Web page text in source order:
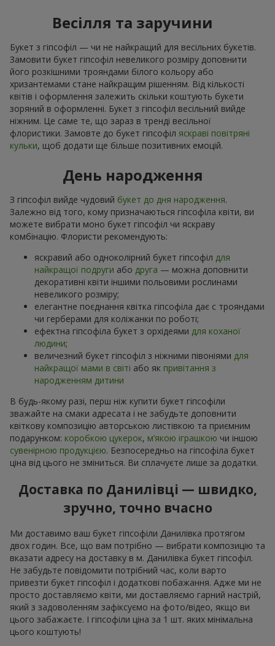
Весілля та заручини
Букет з гіпсофіл — чи не найкращий для весільних букетів.
Замовити букет гіпсофіл невеликого розміру доповнити
його розкішними трояндами білого кольору або
хризантемами стане найкращим рішенням. Від кількості
квітів і оформлення залежить скільки коштують букети
зоряний в оформленні. Букет з гіпсофіл весільний вийде
ніжним. Це саме те, що зараз в тренді весільної
флористики. Замовте до букет гіпсофіл яскраві повітряні
кульки, щоб додати ще більше позитивних емоцій.
День народження
З гіпсофіл вийде чудовий букет до дня народження.
Залежно від того, кому призначаються гіпсофіла квіти, ви
можете вибрати моно букет гіпсофіл чи яскраву
комбінацію. Флористи рекомендують:
яскравий або одноколірний букет гіпсофіл для
найкращої подруги або друга — можна доповнити
декоративні квіти іншими польовими рослинами
невеликого розміру;
елегантне поєднання квітка гіпсофіла дає с трояндами
чи герберами для коліжанки по роботі;
ефектна гіпсофіла букет з орхідеями для коханої
людини;
величезний букет гіпсофіл з ніжними півоніями для
найкращої мами в світі або як привітання з
народженням дитини
В будь-якому разі, перш ніж купити букет гіпсофіли
зважайте на смаки адресата і не забудьте доповнити
квіткову композицію авторською листівкою та приємним
подарунком: коробкою цукерок, м’якою іграшкою чи іншою
сувенірною продукцією. Безпосередньо на гіпсофіла букет
ціна від цього не зміниться. Ви сплачуєте лише за додатки.
Доставка по Данилівці — швидко,
зручно, точно вчасно
Ми доставимо ваш букет гіпсофіли Данилівка протягом
двох годин. Все, що вам потрібно — вибрати композицію та
вказати адресу на доставку в м. Данилівка букет гіпсофіл.
Не забудьте повідомити потрібний час, коли варто
привезти букет гіпсофіл і додаткові побажання. Адже ми не
просто доставляємо квіти, ми доставляємо гарний настрій,
який з задоволенням зафіксуємо на фото/відео, якщо ви
цього забажаєте. І гіпсофіли ціна за 1 шт. яких мінімальна
цього коштують!